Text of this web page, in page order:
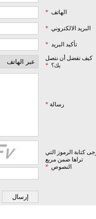
الهاتف *
البريد الالكتروني *
تأكيد البريد *
كيف تفضل أن نتصل
بك؟ *
رسالة *
كتابة الرموز التي
تراها ضمن مربع
النصوص *